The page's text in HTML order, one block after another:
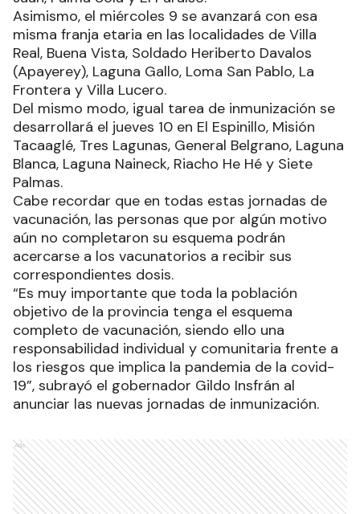
Asimismo, el miércoles 9 se avanzará con esa
misma franja etaria en las localidades de Villa
Real, Buena Vista, Soldado Heriberto Davalos
(Apayerey), Laguna Gallo, Loma San Pablo, La
Frontera y Villa Lucero.
Del mismo modo, igual tarea de inmunización se
desarrollará el jueves 10 en El Espinillo, Misión
Tacaaglé, Tres Lagunas, General Belgrano, Laguna
Blanca, Laguna Naineck, Riacho He Hé y Siete
Palmas.
Cabe recordar que en todas estas jornadas de
vacunación, las personas que por algún motivo
aún no completaron su esquema podrán
acercarse a los vacunatorios a recibir sus
correspondientes dosis.
“Es muy importante que toda la población
objetivo de la provincia tenga el esquema
completo de vacunación, siendo ello una
responsabilidad individual y comunitaria frente a
los riesgos que implica la pandemia de la covid-
19”, subrayó el gobernador Gildo Insfrán al
anunciar las nuevas jornadas de inmunización.
Ads